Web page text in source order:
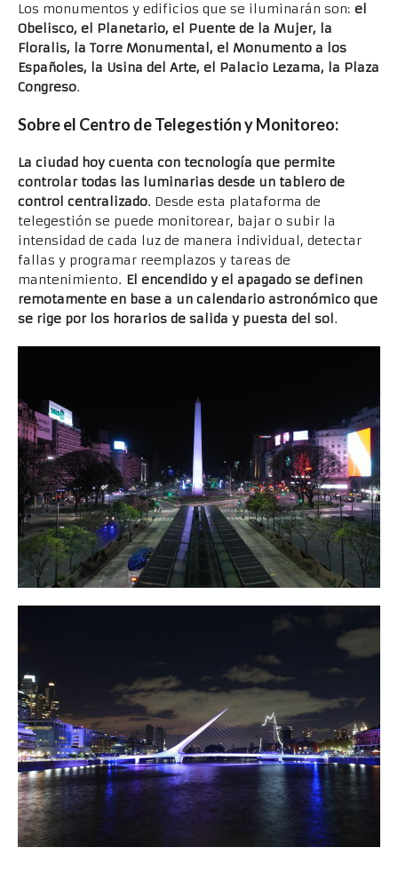
Los monumentos y edificios que se iluminarán son: el
Obelisco, el Planetario, el Puente de la Mujer, la
Floralis, la Torre Monumental, el Monumento a los
Españoles, la Usina del Arte, el Palacio Lezama, la Plaza
Congreso.
Sobre el Centro de Telegestión y Monitoreo:
La ciudad hoy cuenta con tecnología que permite
controlar todas las luminarias desde un tablero de
control centralizado. Desde esta plataforma de
telegestión se puede monitorear, bajar o subir la
intensidad de cada luz de manera individual, detectar
fallas y programar reemplazos y tareas de
mantenimiento. El encendido y el apagado se definen
remotamente en base a un calendario astronómico que
se rige por los horarios de salida y puesta del sol .